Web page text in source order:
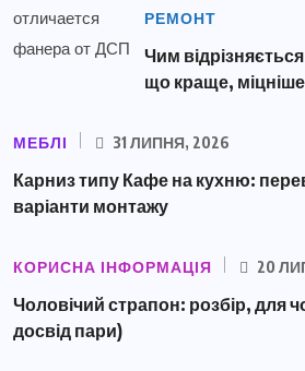
РЕМОНТ
Чим
що краще, міцніше
МЕБЛІ 31 ЛИПНЯ, 2026
Карниз типу Кафе на кухню:
варіанти монтажу
КОРИСНА ІНФОРМАЦІЯ 20
Чоловічий страпон: розбір, для
досвід пари)